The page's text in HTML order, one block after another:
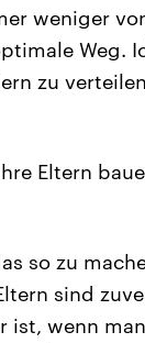
weniger
Weg.
zu
Eltern
so zu
sind
ist, wenn